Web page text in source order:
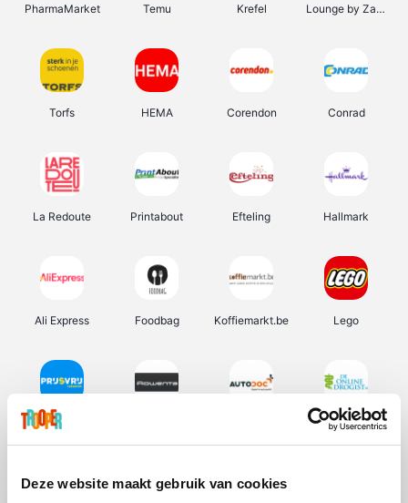
Deze website maakt gebruik van cookies
PharmaMarket Temu Krefel Lounge by Zalando
Torfs HEMA Corendon Conrad
La Redoute Printabout Efteling Hallmark
Ali Express Foodbag Koffiemarkt.be Lego
Prijsvrij De Online Drogist